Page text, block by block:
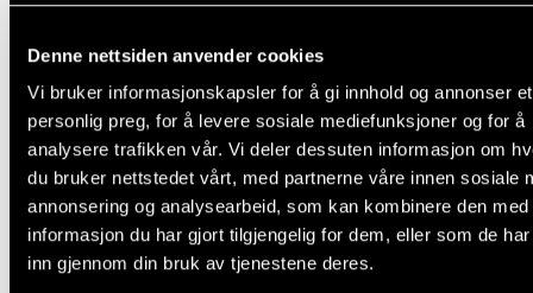
Denne nettsiden anvender cookies
Vi bruker informasjonskapsler for å gi innhold og annonser et
personlig preg, for å levere sosiale mediefunksjoner og for å
analysere trafikken vår. Vi deler dessuten informasjon om
du bruker nettstedet vårt, med partnerne våre innen sosiale
annonsering og analysearbeid, som kan kombinere den med
informasjon du har gjort tilgjengelig for dem, eller som de
inn gjennom din bruk av tjenestene deres.
Se flere resultater
Arrangementer (1)